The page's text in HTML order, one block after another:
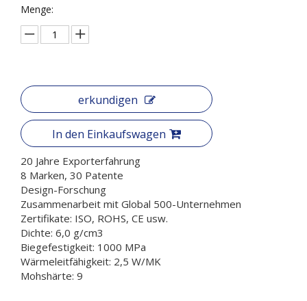
Menge:
erkundigen
In den Einkaufswagen
20 Jahre Exporterfahrung
8 Marken, 30 Patente
Design-Forschung
Zusammenarbeit mit Global 500-Unternehmen
Zertifikate: ISO, ROHS, CE usw.
Dichte: 6,0 g/cm3
Biegefestigkeit: 1000 MPa
Wärmeleitfähigkeit: 2,5 W/MK
Mohshärte: 9